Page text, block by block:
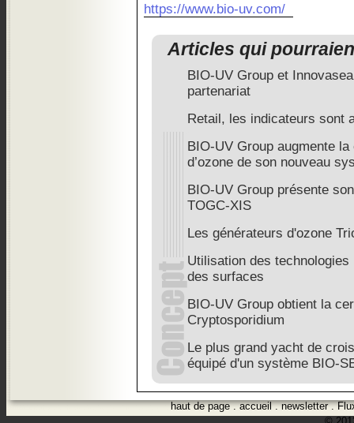
https://www.bio-uv.com/
Articles qui
BIO-UV Group et
partenariat
Retail, les indicateurs sont
BIO-UV Group augmente
d’ozone de son nouveau
BIO-UV Group présente
TOGC-XIS
Les générateurs d'ozone
Utilisation des
des surfaces
BIO-UV Group obtient la
Cryptosporidium
Le plus grand yacht de
équipé d'un système BIO-
haut de page.accueil.newsletter.